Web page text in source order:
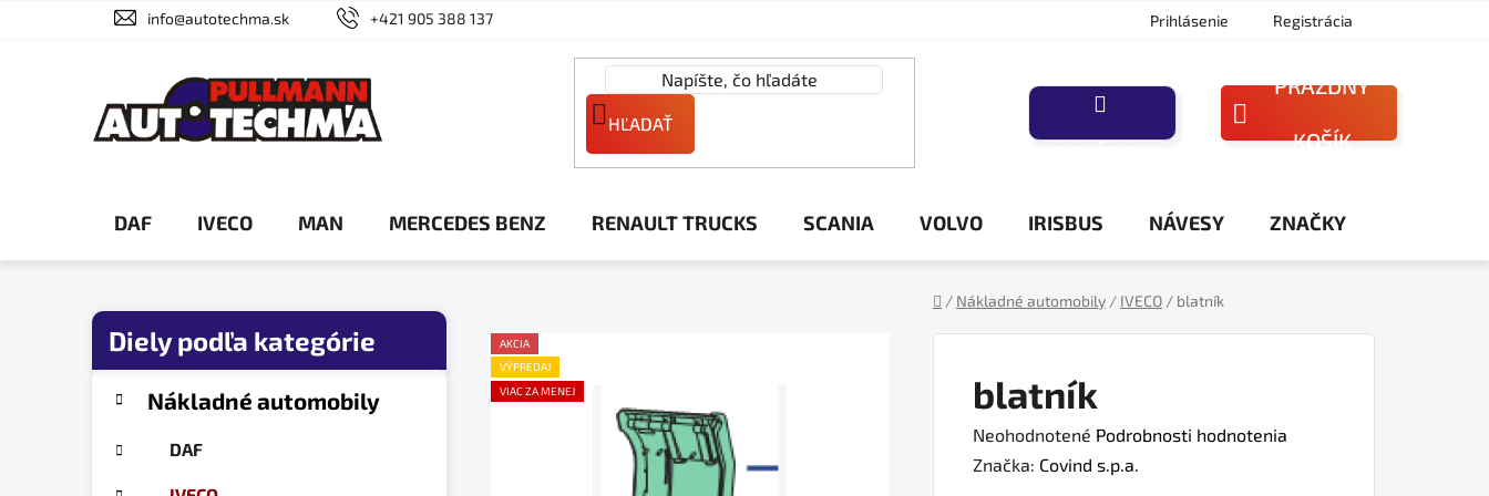
info@autotechma.sk +421 905 388 137 Prihlásenie Registrácia
HĽADAŤ
NÁKUPNÝ
PRÁZDNY
KOŠÍK
DAF IVECO MAN MERCEDES BENZ RENAULT TRUCKS SCANIA VOLVO IRISBUS NÁVESY ZNAČKY
/ Nákladné automobily / IVECO / blatník
B
kategórieNákladné automobily
DAF
blatník
Priemerné
hodnotenie
Neohodnotené Podrobnosti hodnotenia
Značka: Covind s.p.a.
AKCIA
VÝPREDAJ
VIAC ZA MENEJ